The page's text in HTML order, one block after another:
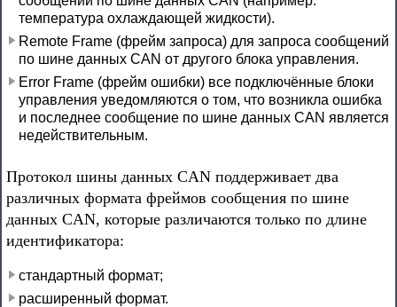
температура охлаждающей жидкости).
Remote Frame (фрейм запроса) для запроса сообщений
по шине данных CAN от другого блока управления.
Error Frame (фрейм ошибки) все подключённые блоки
управления уведомляются о том, что возникла ошибка
и последнее сообщение по шине данных CAN является
недействительным.
Протокол шины данных CAN поддерживает два
различных формата фреймов сообщения по шине
данных CAN, которые различаются только по длине
идентификатора:
стандартный формат;
расширенный формат.